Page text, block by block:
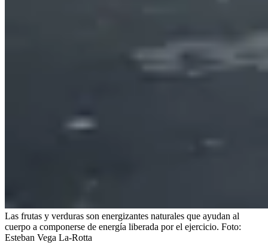
Las frutas y verduras son energizantes naturales que ayudan al
cuerpo a componerse de energía liberada por el ejercicio. Foto:
Esteban Vega La-Rotta